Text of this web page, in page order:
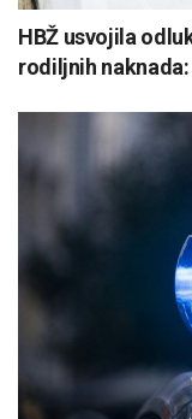
HBŽ usvojila
rodiljnih